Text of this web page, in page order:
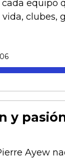
equipo
vida, clubes,
y
Ayew